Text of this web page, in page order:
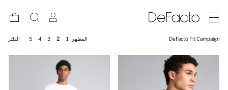
DeFacto Fit Campaign المظهر 1
2
3
4
5 الفلتر